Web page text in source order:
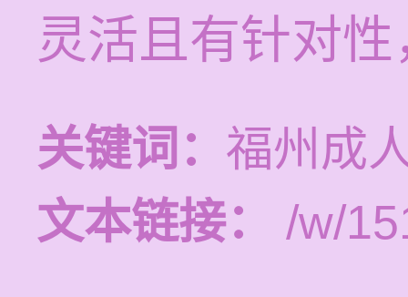
灵活且有针对
关键词： 福州成
文本链接：
/w/